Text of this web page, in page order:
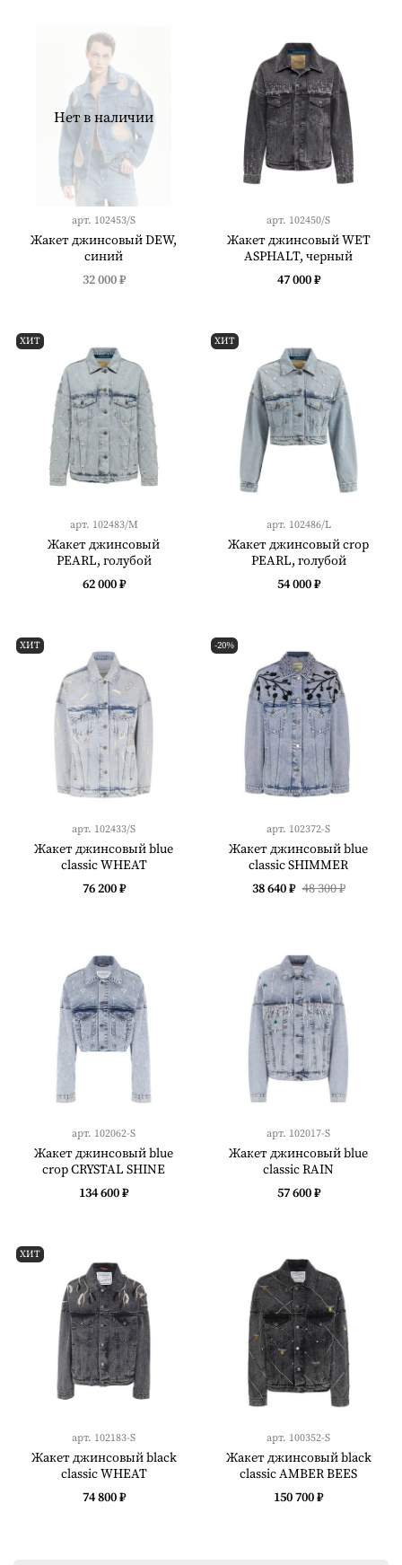
Нет в наличии
арт. 102453/S
Жакет джинсовый DEW,
синий
32 000 ₽
арт. 102450/S
Жакет джинсовый WET
ASPHALT, черный
47 000 ₽
ХИТ
арт. 102483/M
Жакет джинсовый
PEARL, голубой
62 000 ₽
ХИТ
арт. 102486/L
Жакет джинсовый crop
PEARL, голубой
54 000 ₽
ХИТ
арт. 102433/S
Жакет джинсовый blue
classic WHEAT
76 200 ₽
-20%
арт. 102372-S
Жакет джинсовый blue
classic SHIMMER
38 640 ₽ 48 300 ₽
арт. 102062-S
Жакет джинсовый blue
crop CRYSTAL SHINE
134 600 ₽
арт. 102017-S
Жакет джинсовый blue
classic RAIN
57 600 ₽
ХИТ
арт. 102183-S
Жакет джинсовый black
classic WHEAT
74 800 ₽
арт. 100352-S
Жакет джинсовый black
classic AMBER BEES
150 700 ₽